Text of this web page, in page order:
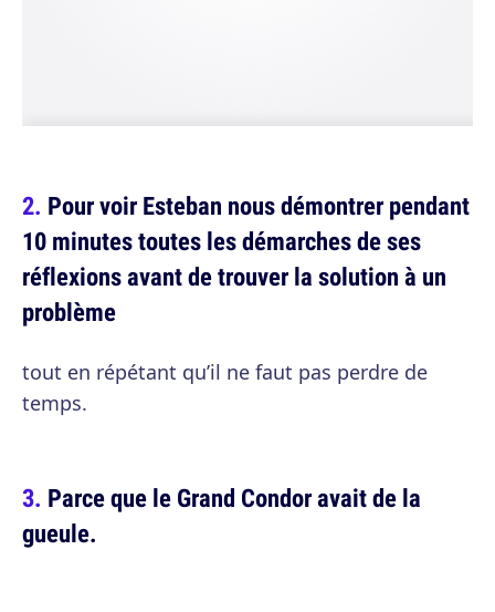
Pour voir Esteban nous démontrer pendant
10 minutes toutes les démarches de ses
réflexions avant de trouver la solution à un
problème
tout en répétant qu’il ne faut pas perdre de
temps.
Parce que le Grand Condor avait de la
gueule.